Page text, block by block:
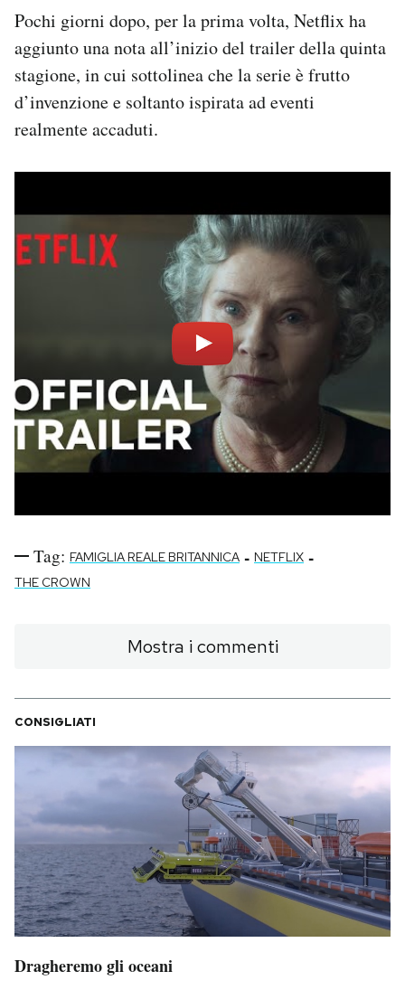
Pochi giorni dopo, per la prima volta, Netflix ha
aggiunto una nota all’inizio del trailer della quinta
stagione, in cui sottolinea che la serie è frutto
d’invenzione e soltanto ispirata ad eventi
realmente accaduti.
Tag: FAMIGLIA REALE BRITANNICA - NETFLIX -
THE CROWN
Mostra i commenti
CONSIGLIATI
Dragheremo gli oceani